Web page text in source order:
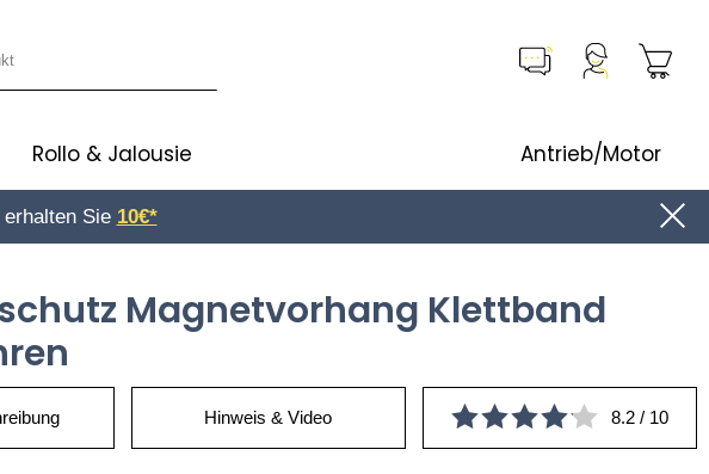
Rollo & Jalousie Antrieb/Motor
Sie 10€*
Magnetvorhang Klettband
Hinweis & Video 8.2 / 10